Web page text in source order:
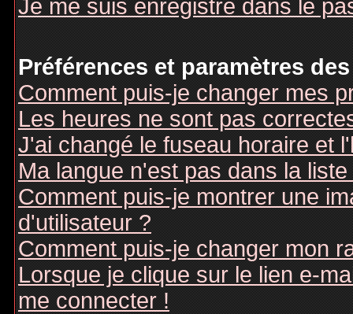
Je me suis enregistré dans le
Préférences et paramètres
Comment puis-je changer mes
Les heures ne sont pas
J'ai changé le fuseau horaire et
Ma langue n'est pas dans la liste
Comment puis-je montrer une
d'utilisateur ?
Comment puis-je changer mon
Lorsque je clique sur le lien e-
me connecter !